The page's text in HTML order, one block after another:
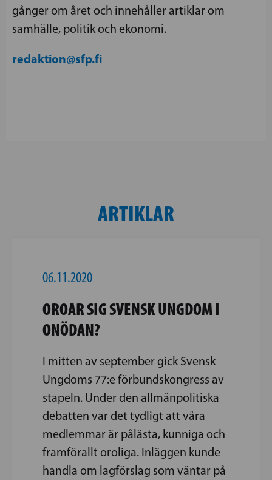
gånger om året och innehåller artiklar om
samhälle, politik och ekonomi.
redaktion@sfp.fi
ARTIKLAR
06.11.2020
OROAR SIG SVENSK UNGDOM I
ONÖDAN?
I mitten av september gick Svensk
Ungdoms 77:e förbundskongress av
stapeln. Under den allmänpolitiska
debatten var det tydligt att våra
medlemmar är pålästa, kunniga och
framförallt oroliga. Inläggen kunde
handla om lagförslag som väntar på